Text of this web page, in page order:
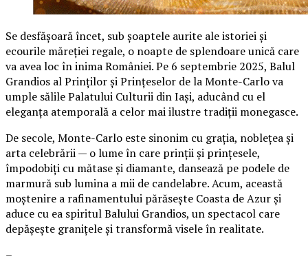
Se desfășoară încet, sub șoaptele aurite ale istoriei și
ecourile măreției regale, o noapte de splendoare unică care
va avea loc în inima României. Pe 6 septembrie 2025, Balul
Grandios al Prinților și Prințeselor de la Monte-Carlo va
umple sălile Palatului Culturii din Iași, aducând cu el
eleganța atemporală a celor mai ilustre tradiții monegasce.
De secole, Monte-Carlo este sinonim cu grația, noblețea și
arta celebrării — o lume în care prinții și prințesele,
împodobiți cu mătase și diamante, dansează pe podele de
marmură sub lumina a mii de candelabre. Acum, această
moștenire a rafinamentului părăsește Coasta de Azur și
aduce cu ea spiritul Balului Grandios, un spectacol care
depășește granițele și transformă visele în realitate.
–